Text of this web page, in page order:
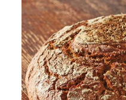
Zurück